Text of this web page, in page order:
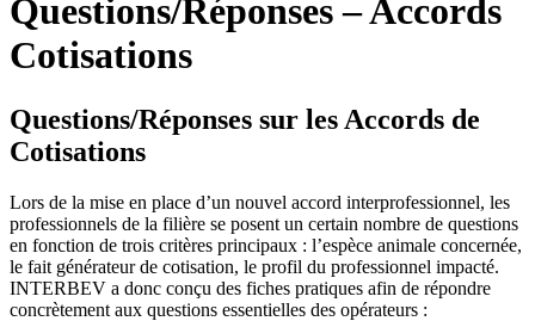
Questions/Réponses – Accords
Cotisations
Questions/Réponses sur les Accords de
Cotisations
Lors de la mise en place d’un nouvel accord interprofessionnel, les
professionnels de la filière se posent un certain nombre de questions
en fonction de trois critères principaux : l’espèce animale concernée,
le fait générateur de cotisation, le profil du professionnel impacté.
INTERBEV a donc conçu des fiches pratiques afin de répondre
concrètement aux questions essentielles des opérateurs :